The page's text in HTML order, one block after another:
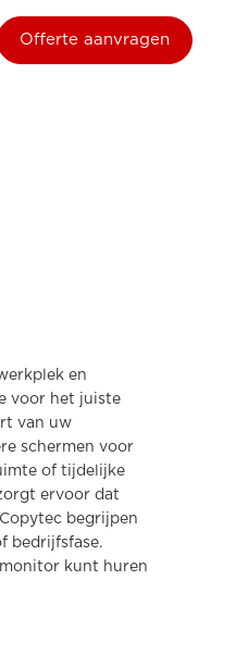
Offerte aanvragen
en
voor het juiste
van uw
schermen voor
of tijdelijke
ervoor dat
begrijpen
bedrijfsfase.
kunt huren